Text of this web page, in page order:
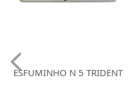
ESFUMINHO N 5 TRIDENT